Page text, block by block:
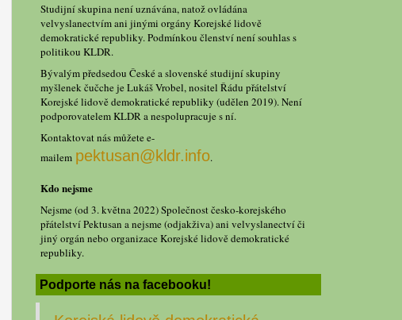
Studijní skupina není uznávána, natož ovládána
velvyslanectvím ani jinými orgány Korejské lidově
demokratické republiky. Podmínkou členství není souhlas s
politikou KLDR.
Bývalým předsedou České a slovenské studijní skupiny
myšlenek čučche je Lukáš Vrobel, nositel Řádu přátelství
Korejské lidově demokratické republiky (udělen 2019). Není
podporovatelem KLDR a nespolupracuje s ní.
Kontaktovat nás můžete e-
mailem pektusan@kldr.info.
Kdo nejsme
Nejsme (od 3. května 2022) Společnost česko-korejského
přátelství Pektusan a nejsme (odjakživa) ani velvyslanectví či
jiný orgán nebo organizace Korejské lidově demokratické
republiky.
Podporte nás na facebooku!